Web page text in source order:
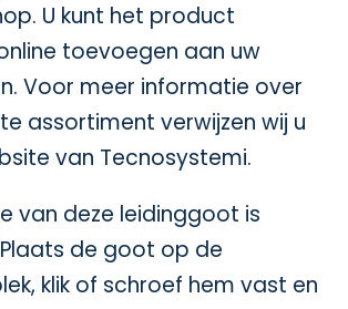
U kunt het product
toevoegen aan uw
Voor meer informatie over
assortiment verwijzen wij u
van Tecnosystemi.
van deze leidinggoot is
de goot op de
klik of schroef hem vast en